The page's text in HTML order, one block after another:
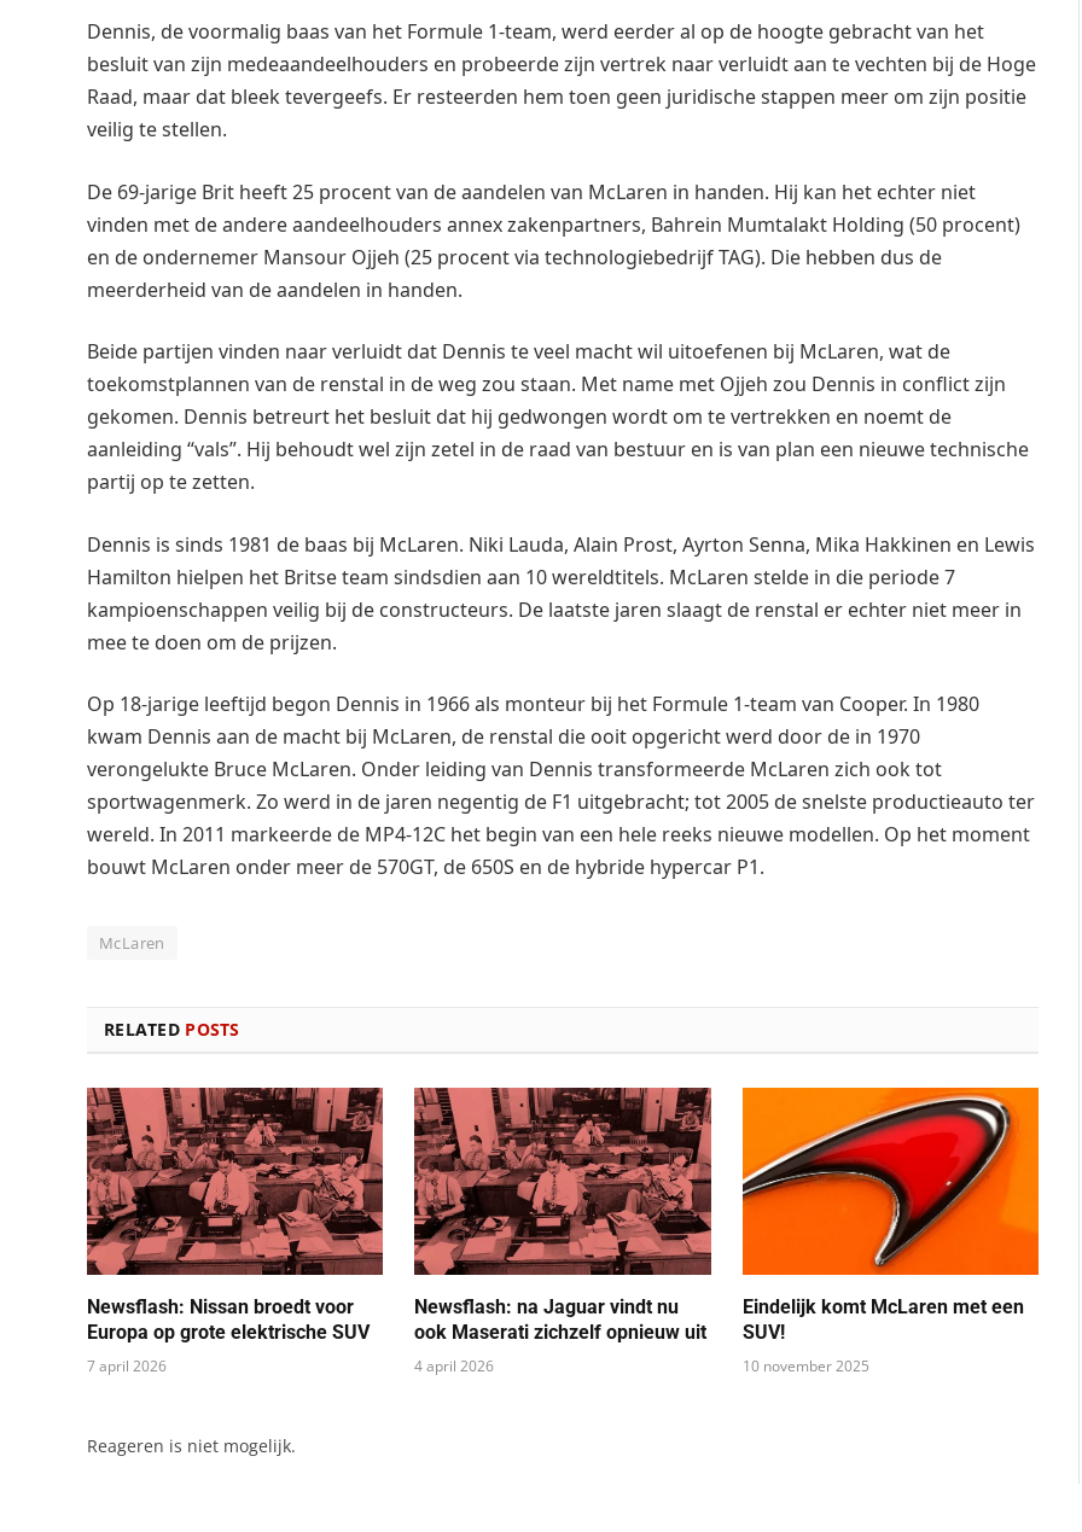
Dennis, de voormalig baas van het Formule 1-team, werd eerder al op de hoogte gebracht van het
besluit van zijn medeaandeelhouders en probeerde zijn vertrek naar verluidt aan te vechten bij de Hoge
Raad, maar dat bleek tevergeefs. Er resteerden hem toen geen juridische stappen meer om zijn positie
veilig te stellen.
De 69-jarige Brit heeft 25 procent van de aandelen van McLaren in handen. Hij kan het echter niet
vinden met de andere aandeelhouders annex zakenpartners, Bahrein Mumtalakt Holding (50 procent)
en de ondernemer Mansour Ojjeh (25 procent via technologiebedrijf TAG). Die hebben dus de
meerderheid van de aandelen in handen.
Beide partijen vinden naar verluidt dat Dennis te veel macht wil uitoefenen bij McLaren, wat de
toekomstplannen van de renstal in de weg zou staan. Met name met Ojjeh zou Dennis in conflict zijn
gekomen. Dennis betreurt het besluit dat hij gedwongen wordt om te vertrekken en noemt de
aanleiding “vals”. Hij behoudt wel zijn zetel in de raad van bestuur en is van plan een nieuwe technische
partij op te zetten.
Dennis is sinds 1981 de baas bij McLaren. Niki Lauda, Alain Prost, Ayrton Senna, Mika Hakkinen en Lewis
Hamilton hielpen het Britse team sindsdien aan 10 wereldtitels. McLaren stelde in die periode 7
kampioenschappen veilig bij de constructeurs. De laatste jaren slaagt de renstal er echter niet meer in
mee te doen om de prijzen.
Op 18-jarige leeftijd begon Dennis in 1966 als monteur bij het Formule 1-team van Cooper. In 1980
kwam Dennis aan de macht bij McLaren, de renstal die ooit opgericht werd door de in 1970
verongelukte Bruce McLaren. Onder leiding van Dennis transformeerde McLaren zich ook tot
sportwagenmerk. Zo werd in de jaren negentig de F1 uitgebracht; tot 2005 de snelste productieauto ter
wereld. In 2011 markeerde de MP4-12C het begin van een hele reeks nieuwe modellen. Op het moment
bouwt McLaren onder meer de 570GT, de 650S en de hybride hypercar P1.
McLaren
RELATED POSTS
Newsflash: Nissan broedt voor
Europa op grote elektrische SUV
7 april 2026
Newsflash: na Jaguar vindt nu
ook Maserati zichzelf opnieuw uit
4 april 2026
Eindelijk komt McLaren met een
SUV!
10 november 2025
Reageren is niet mogelijk.